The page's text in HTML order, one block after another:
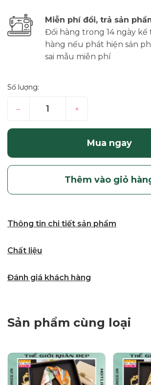
Miễn phí đổi, trả sản
Đổi hàng trong 14 ngày kể
hàng nếu phát hiện sản
sai mẫu miễn phí
Số lượng:
– +
Mua ngay
Thêm vào giỏ
Thông tin chi tiết sản phẩm
Chất liệu
Đánh giá khách hàng
Sản phẩm cùng loại